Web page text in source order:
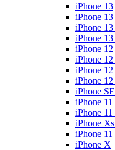
iPhone 13
iPhone
iPhone
iPhone
iPhone 12
iPhone
iPhone
iPhone
iPhone
iPhone 11
iPhone 11
iPhone
iPhone
iPhone X